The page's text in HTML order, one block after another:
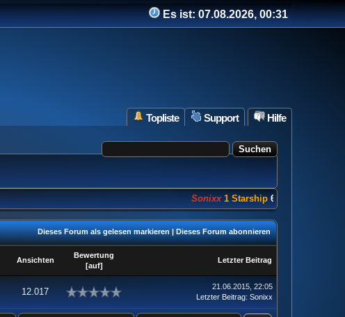
Es ist:07.08.2026, 00:31
Hilfe
Support
Topliste
Sonixx 1 Starship 682 Punkte
Dieses Forum als gelesen markieren|Dieses Forum abonnieren
Ansichten
Bewertung
[auf]
Letzter Beitrag
12.017
21.06.2015, 22:05
Letzter Beitrag: Sonixx